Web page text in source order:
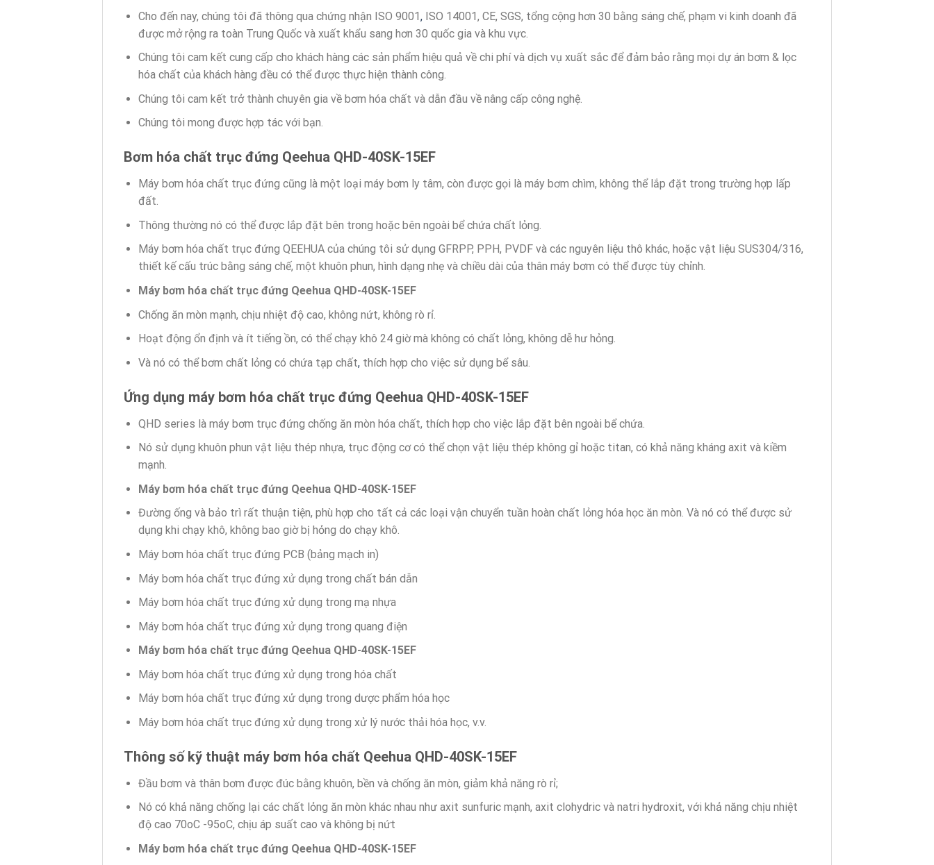
Cho đến nay, chúng tôi đã thông qua chứng nhận ISO 9001,ISO 14001, CE, SGS, tổng cộng hơn 30 bằng sáng chế, phạm vi kinh doanh đã
được mở rộng ra toàn Trung Quốc và xuất khẩu sang hơn 30 quốc gia và khu vực.
Chúng tôi cam kết cung cấp cho khách hàng các sản phẩm hiệu quả về chi phí và dịch vụ xuất sắc để đảm bảo rằng mọi dự án bơm & lọc
hóa chất của khách hàng đều có thể được thực hiện thành công.
Chúng tôi cam kết trở thành chuyên gia về bơm hóa chất và dẫn đầu về nâng cấp công nghệ.
Chúng tôi mong được hợp tác với bạn.
Bơm hóa chất trục đứng Qeehua QHD-40SK-15EF
Máy bơm hóa chất trục đứng cũng là một loại máy bơm ly tâm, còn được gọi là máy bơm chìm, không thể lắp đặt trong trường hợp lấp
đất.
Thông thường nó có thể được lắp đặt bên trong hoặc bên ngoài bể chứa chất lỏng.
Máy bơm hóa chất trục đứng QEEHUA của chúng tôi sử dụng GFRPP, PPH, PVDF và các nguyên liệu thô khác, hoặc vật liệu SUS304/316,
thiết kế cấu trúc bằng sáng chế, một khuôn phun, hình dạng nhẹ và chiều dài của thân máy bơm có thể được tùy chỉnh.
Máy bơm hóa chất trục đứng Qeehua QHD-40SK-15EF
Chống ăn mòn mạnh, chịu nhiệt độ cao, không nứt, không rò rỉ.
Hoạt động ổn định và ít tiếng ồn, có thể chạy khô 24 giờ mà không có chất lỏng, không dễ hư hỏng.
Và nó có thể bơm chất lỏng có chứa tạp chất,thích hợp cho việc sử dụng bể sâu.
Ứng dụng máy bơm hóa chất trục đứng Qeehua QHD-40SK-15EF
QHD series là máy bơm trục đứng chống ăn mòn hóa chất, thích hợp cho việc lắp đặt bên ngoài bể chứa.
Nó sử dụng khuôn phun vật liệu thép nhựa, trục động cơ có thể chọn vật liệu thép không gỉ hoặc titan, có khả năng kháng axit và kiềm
mạnh.
Máy bơm hóa chất trục đứng Qeehua QHD-40SK-15EF
Đường ống và bảo trì rất thuận tiện, phù hợp cho tất cả các loại vận chuyển tuần hoàn chất lỏng hóa học ăn mòn. Và nó có thể được sử
dụng khi chạy khô, không bao giờ bị hỏng do chạy khô.
Máy bơm hóa chất trục đứng PCB (bảng mạch in)
Máy bơm hóa chất trục đứng xử dụng trong chất bán dẫn
Máy bơm hóa chất trục đứng xử dụng trong mạ nhựa
Máy bơm hóa chất trục đứng xử dụng trong quang điện
Máy bơm hóa chất trục đứng Qeehua QHD-40SK-15EF
Máy bơm hóa chất trục đứng xử dụng trong hóa chất
Máy bơm hóa chất trục đứng xử dụng trong dược phẩm hóa học
Máy bơm hóa chất trục đứng xử dụng trong xử lý nước thải hóa học, v.v.
Thông số kỹ thuật máy bơm hóa chất Qeehua QHD-40SK-15EF
Đầu bơm và thân bơm được đúc bằng khuôn, bền và chống ăn mòn, giảm khả năng rò rỉ;
Nó có khả năng chống lại các chất lỏng ăn mòn khác nhau như axit sunfuric mạnh, axit clohydric và natri hydroxit, với khả năng chịu nhiệt
độ cao 70oC -95oC, chịu áp suất cao và không bị nứt
Máy bơm hóa chất trục đứng Qeehua QHD-40SK-15EF